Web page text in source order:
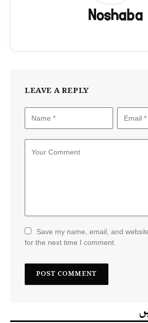
Noshaba
LEAVE A REPLY
Save my name, email, and
for the next time I comment.